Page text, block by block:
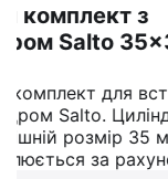
Повний
циліндром
Готовий
та циліндром
має зовнішній
мм